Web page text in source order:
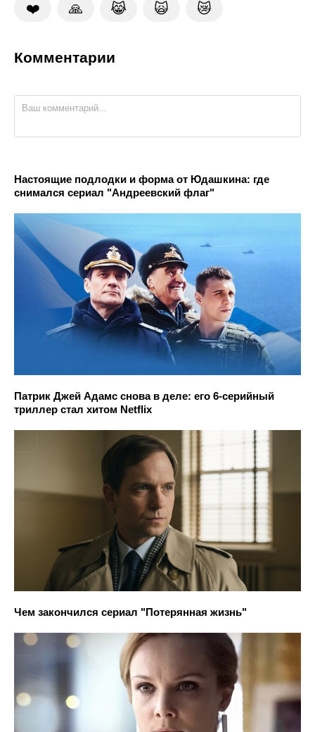
❤️ 🙏 😹 🙀 😿
Комментарии
Настоящие подлодки и форма от Юдашкина: где
снимался сериал "Андреевский флаг"
Патрик Джей Адамс снова в деле: его 6-серийный
триллер стал хитом Netflix
Чем закончился сериал "Потерянная жизнь"